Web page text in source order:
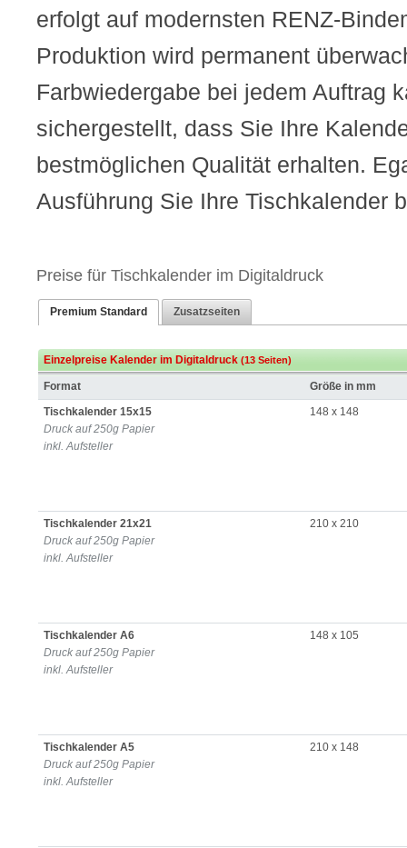
erfolgt auf modernsten RENZ-
Produktion wird permanent
Farbwiedergabe bei jedem Auftrag
sichergestellt, dass Sie Ihre
bestmöglichen Qualität erhalten.
Ausführung Sie Ihre Tischkalender
Preise für Tischkalender im Digitaldruck
Premium Standard Zusatzseiten
Einzelpreise Kalender im Digitaldruck(13 Seiten)
Format
Größe in mm
Tischkalender 15x15
Druck auf 250g Papier
inkl. Aufsteller
148 x 148
Tischkalender 21x21
Druck auf 250g Papier
inkl. Aufsteller
210 x 210
Tischkalender A6
Druck auf 250g Papier
inkl. Aufsteller
148 x 105
Tischkalender A5
Druck auf 250g Papier
inkl. Aufsteller
210 x 148